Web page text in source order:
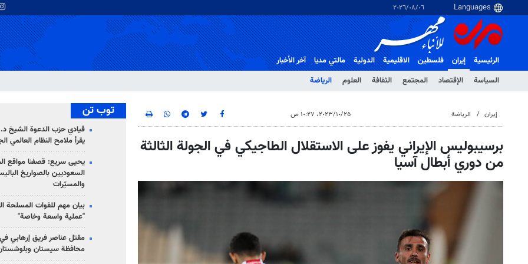
٠٦‏/٠٨‏/٢٠٢٦
الرئيسية
إيران
السياسة
الإقتصاد المجتمع الثقافة العلوم الرياضة
فلسطین الاقلیمیة الدولية مالتي مدیا آخر الأخبار
إيران الرياضة ٢٥‏/١٠‏/٢٠٢٣، ١٠:٢٧ ص
برسيبوليس الإيراني يفوز على الاستقلال الطاجيكي في الجولة الثالثة
من دوري أبطال آسيا
توب تن
قيادي حزب الدعوة الشيخ
يقرأ ملامح النظام العالمي
يحيى سريع: قصفنا مواقع
السعوديين بالصواريخ
والمسيّرات
بيان مهم للقوات المسلحة
"عملية واسعة وخاصة"
مقتل عناصر فريق إرهابي
محافظة سيستان